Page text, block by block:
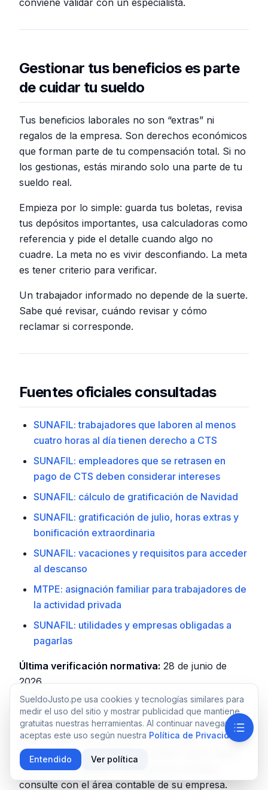
Gestionar tus beneficios es parte
de cuidar tu sueldo
Tus beneficios laborales no son “extras” ni
regalos de la empresa. Son derechos económicos
que forman parte de tu compensación total. Si no
los gestionas, estás mirando solo una parte de tu
sueldo real.
Empieza por lo simple: guarda tus boletas, revisa
tus depósitos importantes, usa calculadoras como
referencia y pide el detalle cuando algo no
cuadre. La meta no es vivir desconfiando. La meta
es tener criterio para verificar.
Un trabajador informado no depende de la suerte.
Sabe qué revisar, cuándo revisar y cómo
reclamar si corresponde.
Fuentes oficiales consultadas
SUNAFIL: trabajadores que laboren al menos
cuatro horas al día tienen derecho a CTS
SUNAFIL: empleadores que se retrasen en
pago de CTS deben considerar intereses
SUNAFIL: cálculo de gratificación de Navidad
SUNAFIL: gratificación de julio, horas extras y
bonificación extraordinaria
SUNAFIL: vacaciones y requisitos para acceder
al descanso
MTPE: asignación familiar para trabajadores de
la actividad privada
SUNAFIL: utilidades y empresas obligadas a
pagarlas
Última verificación normativa: 28 de junio de
2026
Próxima revisión sugerida:28 de diciembre de
2026
Nota Legal: Este artículo es informativo. Los
montos son referenciales y pueden variar según
la normativa vigente. Para cálculos oficiales,
consulte con el área contable de su empresa.
SueldoJusto.pe usa cookies y tecnologías similares para
medir el uso del sitio y mostrar publicidad que mantiene
gratuitas nuestras herramientas. Al continuar navegando,
aceptas este uso según nuestra Política de Privacidad.
Entendido Ver política